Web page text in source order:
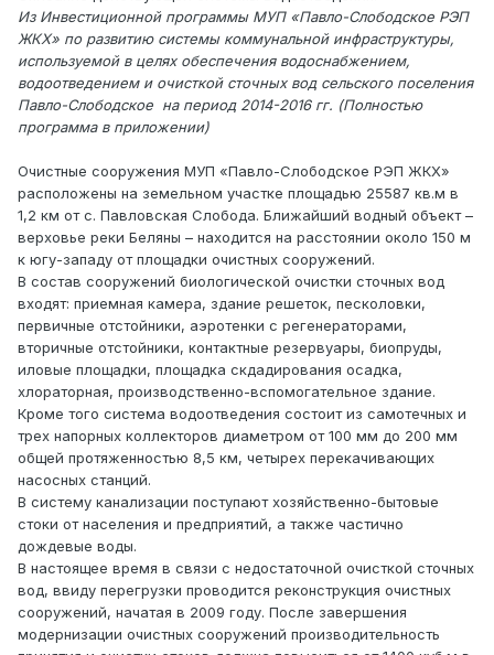
Из Инвестиционной программы МУП «Павло-Слободское РЭП
ЖКХ» по развитию системы коммунальной инфраструктуры,
используемой в целях обеспечения водоснабжением,
водоотведением и очисткой сточных вод сельского поселения
Павло-Слободское на период 2014-2016 гг. (Полностью
программа в приложении)
Очистные сооружения МУП «Павло-Слободское РЭП ЖКХ»
расположены на земельном участке площадью 25587 кв.м в
1,2 км от с. Павловская Слобода. Ближайший водный объект –
верховье реки Беляны – находится на расстоянии около 150 м
к югу-западу от площадки очистных сооружений.
В состав сооружений биологической очистки сточных вод
входят: приемная камера, здание решеток, песколовки,
первичные отстойники, аэротенки с регенераторами,
вторичные отстойники, контактные резервуары, биопруды,
иловые площадки, площадка скдадирования осадка,
хлораторная, производственно-вспомогательное здание.
Кроме того система водоотведения состоит из самотечных и
трех напорных коллекторов диаметром от 100 мм до 200 мм
общей протяженностью 8,5 км, четырех перекачивающих
насосных станций.
В систему канализации поступают хозяйственно-бытовые
стоки от населения и предприятий, а также частично
дождевые воды.
В настоящее время в связи с недостаточной очисткой сточных
вод, ввиду перегрузки проводится реконструкция очистных
сооружений, начатая в 2009 году. После завершения
модернизации очистных сооружений производительность